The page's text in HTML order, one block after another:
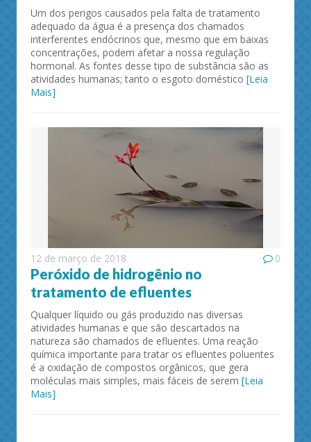
Um dos perigos causados pela falta de tratamento
adequado da água é a presença dos chamados
interferentes endócrinos que, mesmo que em baixas
concentrações, podem afetar a nossa regulação
hormonal. As fontes desse tipo de substância são as
atividades humanas; tanto o esgoto doméstico [Leia
Mais]
12 de março de 2018 0
Peróxido de hidrogênio no
tratamento de efluentes
Qualquer líquido ou gás produzido nas diversas
atividades humanas e que são descartados na
natureza são chamados de efluentes. Uma reação
química importante para tratar os efluentes poluentes
é a oxidação de compostos orgânicos, que gera
moléculas mais simples, mais fáceis de serem [Leia
Mais]